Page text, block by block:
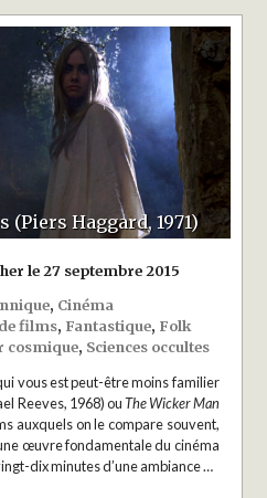
(Piers Haggard, 1971)
le 27 septembre 2015
, Cinéma
films, Fantastique, Folk
cosmique, Sciences occultes
vous est peut-être moins familier
Reeves, 1968) ouThe Wicker Man
auxquels on le compare souvent,
œuvre fondamentale du cinéma
dix minutes d’une ambiance …